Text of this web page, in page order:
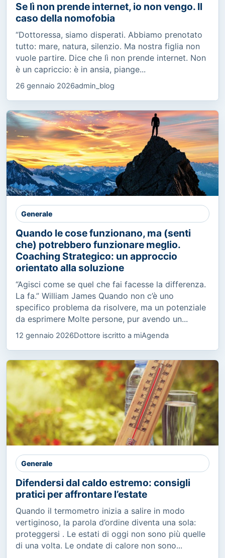
Se lì non prende internet, io non vengo. Il
caso della nomofobia
“Dottoressa, siamo disperati. Abbiamo prenotato
tutto: mare, natura, silenzio. Ma nostra figlia non
vuole partire. Dice che lì non prende internet. Non
è un capriccio: è in ansia, piange...
26 gennaio 2026admin_blog
Generale
Quando le cose funzionano, ma (senti
che) potrebbero funzionare meglio.
Coaching Strategico: un approccio
orientato alla soluzione
“Agisci come se quel che fai facesse la differenza.
La fa.” William James Quando non c’è uno
specifico problema da risolvere, ma un potenziale
da esprimere Molte persone, pur avendo un...
12 gennaio 2026Dottore iscritto a miAgenda
Generale
Difendersi dal caldo estremo: consigli
pratici per affrontare l’estate
Quando il termometro inizia a salire in modo
vertiginoso, la parola d’ordine diventa una sola:
proteggersi . Le estati di oggi non sono più quelle
di una volta. Le ondate di calore non sono...